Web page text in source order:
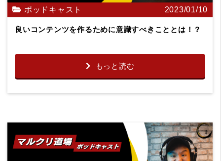
ポッドキャスト 2023/01/10
良いコンテンツを作るために意識すべきこととは！？
もっと読む